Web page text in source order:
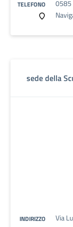
TELEFONO
sede della
INDIRIZZO Via